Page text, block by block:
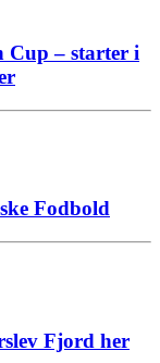
Cup – starter i
Fodbold
Fjord her